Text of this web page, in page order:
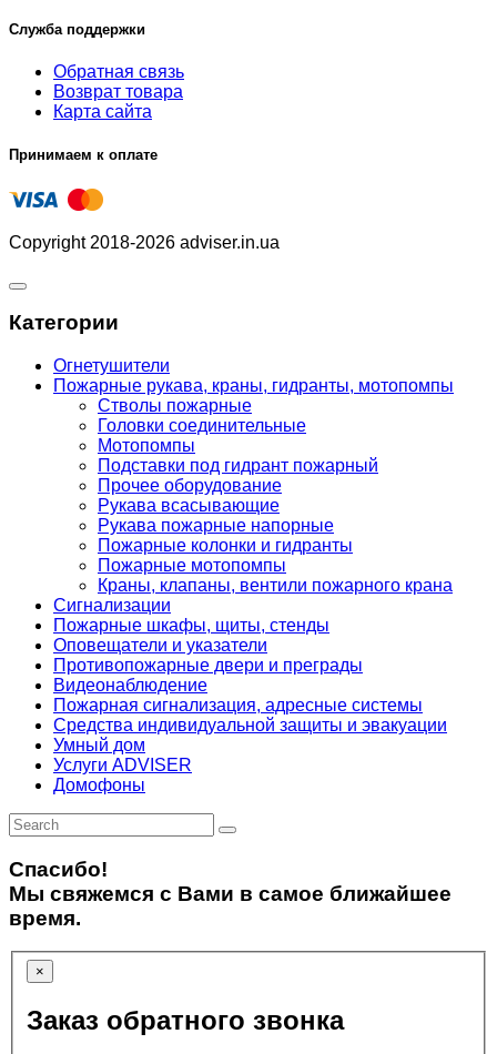
Служба поддержки
Обратная связь
Возврат товара
Карта сайта
Принимаем к оплате
Copyright 2018-2026 adviser.in.ua
Категории
Огнетушители
Пожарные рукава, краны, гидранты, мотопомпы
Cтволы пожарные
Головки соединительные
Мотопомпы
Подставки под гидрант пожарный
Прочее оборудование
Рукава всасывающие
Рукава пожарные напорные
Пожарные колонки и гидранты
Пожарные мотопомпы
Краны, клапаны, вентили пожарного крана
Сигнализации
Пожарные шкафы, щиты, стенды
Оповещатели и указатели
Противопожарные двери и преграды
Видеонаблюдение
Пожарная сигнализация, адресные системы
Средства индивидуальной защиты и эвакуации
Умный дом
Услуги ADVISER
Домофоны
Спасибо!
Мы свяжемся с Вами в самое ближайшее
время.
×
Заказ обратного звонка